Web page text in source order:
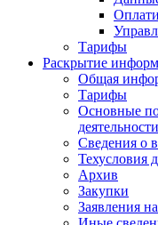
Тарифы
Раскрытие
Общая
Тарифы
Основные
деятельности
Сведения о
Техусловия
Архив
Закупки
Заявления